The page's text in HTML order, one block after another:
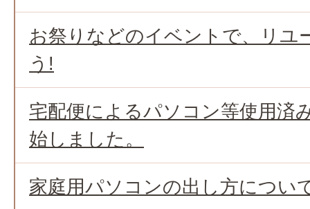
お祭りなどのイベントで、リユ
う!
宅配便によるパソコン等使用済
始しました。
家庭用パソコンの出し方につい